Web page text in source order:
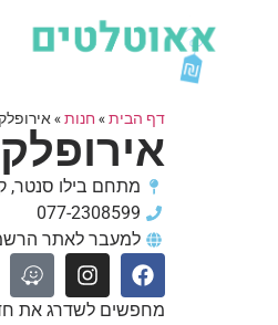
דף הבית» חנות»
מתחם בילו סנטר,
077-2308599
למעבר לאתר
מחפשים לשדרג את